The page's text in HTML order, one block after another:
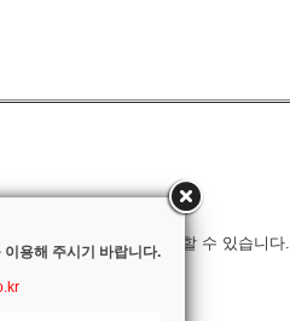
플랫폼 앱을 빠르게 개발할 수 있습니다.
드에서 빌드합니다)
용해 주시기 바랍니다.